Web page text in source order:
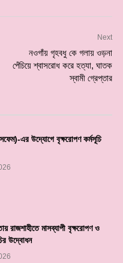
Next
নওগাঁয় গৃহবধু কে গলায় ওড়না
পেঁচিয়ে শ্বাসরোধ করে হত্যা, ঘাতক
স্বামী গ্রেপ্তার
এর উদ্যোগে বৃক্ষরোপণ কর্মসূচি
রাজশাহীতে মাসব্যাপী বৃক্ষরোপণ ও
উদ্বোধন